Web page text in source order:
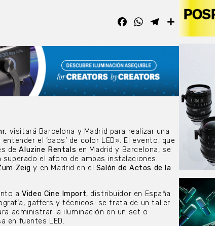
FacebookWhatsAppTelegramCompartir
visitará Barcelona y Madrid para realizar una
el ‘caos’ de color LED». El evento, que
deAluzine Rentals en Madrid y Barcelona, se
el aforo de ambas instalaciones.
Zeig y en Madrid en el Salón de Actos de la
aVideo Cine Import, distribuidor en España
gaffers y técnicos: se trata de un taller
administrar la iluminación en un set o
en fuentes LED.